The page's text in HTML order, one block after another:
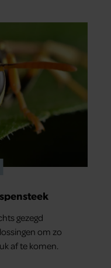
gezegd
om zo
af te komen.